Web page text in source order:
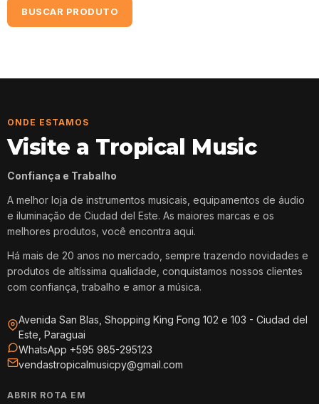
BUSCAR PRODUTO
ONDE ESTAMOS
Visite a Tropical Music
Confiança e Trabalho
A melhor loja de instrumentos musicais, equipamentos de áudio
e iluminação de Ciudad del Este. As maiores marcas e os
melhores produtos, você encontra aqui.
Há mais de 20 anos no mercado, sempre trazendo novidades e
produtos de altíssima qualidade, conquistamos nossos clientes
com confiança, trabalho e amor a música.
Avenida San Blas, Shopping King Fong 102 e 103 - Ciudad del
Este, Paraguai
WhatsApp +595 985-295123
vendastropicalmusicpy@gmail.com
ABRIR ROTA EM